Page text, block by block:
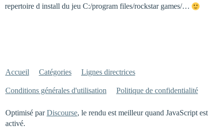
repertoire d install du jeu C:/program files/rockstar games/…
Accueil Catégories Lignes directrices
Conditions générales d'utilisation Politique de confidentialité
Optimisé parDiscourse, le rendu est meilleur quand JavaScript est
activé.